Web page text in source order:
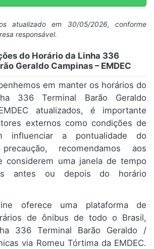
atualizado em 30/05/2026, conforme
responsável.
do Horário da Linha 336
Geraldo Campinas – EMDEC
em manter os horários do
336 Terminal Barão Geraldo
atualizados, é importante
externos como condições de
influenciar a pontualidade do
recomendamos aos
considerem uma janela de tempo
antes ou depois do horário
oferece uma plataforma de
de ônibus de todo o Brasil,
336 Terminal Barão Geraldo /
via Romeu Tórtima da EMDEC.